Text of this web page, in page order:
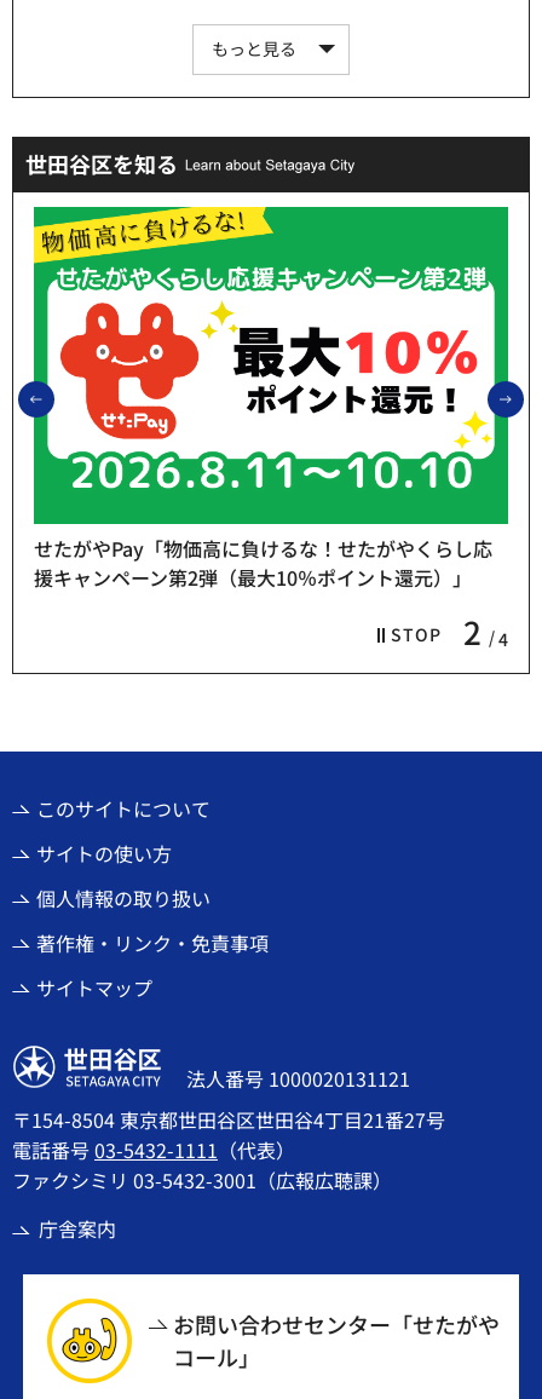
もっと見る
世田谷区を知る
前のスライドを表示
STOP 2 4
せたがやPay「物価高に負けるな！せたがやくらし応
援キャンペーン第2弾（最大10％ポイント還元）」
このサイトについて
サイトの使い方
個人情報の取り扱い
著作権・リンク・免責事項
サイトマップ
世田谷区
法人番号 1000020131121
〒154-8504 東京都世田谷区世田谷4丁目21番27号
電話番号03-5432-1111 （代表）
ファクシミリ 03-5432-3001（広報広聴課）
庁舎案内
お問い合わせセンター「せたがや
コール」